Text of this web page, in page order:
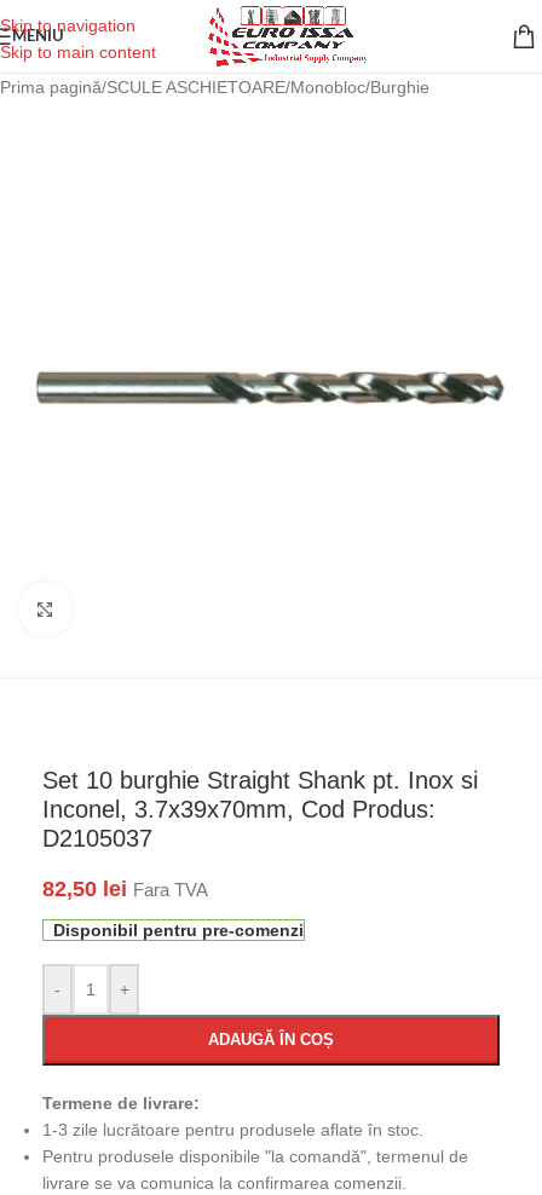
Skip to navigation
Skip to main content
MENIU
Prima pagină/SCULE ASCHIETOARE/Monobloc/Burghie
Set 10 burghie Straight Shank pt. Inox si
Inconel, 3.7x39x70mm, Cod Produs:
D2105037
82,50 lei Fara TVA
Disponibil pentru pre-comenzi
- +
ADAUGĂ ÎN COȘ
Termene de livrare:
1-3 zile lucrătoare pentru produsele aflate în stoc.
Pentru produsele disponibile "la comandă", termenul de
livrare se va comunica la confirmarea comenzii.